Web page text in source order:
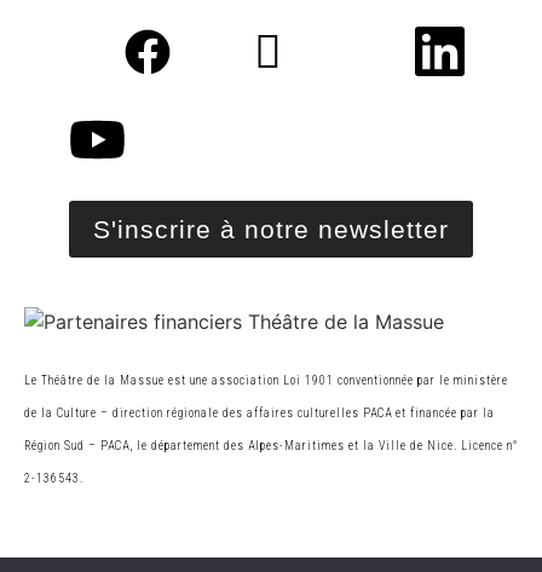
S'inscrire à notre newsletter
Le Théâtre de la Massue est une association Loi 1901 conventionnée par le ministère
de la Culture – direction régionale des affaires culturelles PACA et financée par la
Région Sud – PACA, le département des Alpes-Maritimes et la Ville de Nice. Licence n°
2-136543.